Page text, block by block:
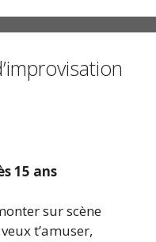
15 ans
sur scène
t’amuser,